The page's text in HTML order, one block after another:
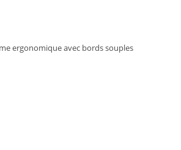
ergonomique avec bords souples